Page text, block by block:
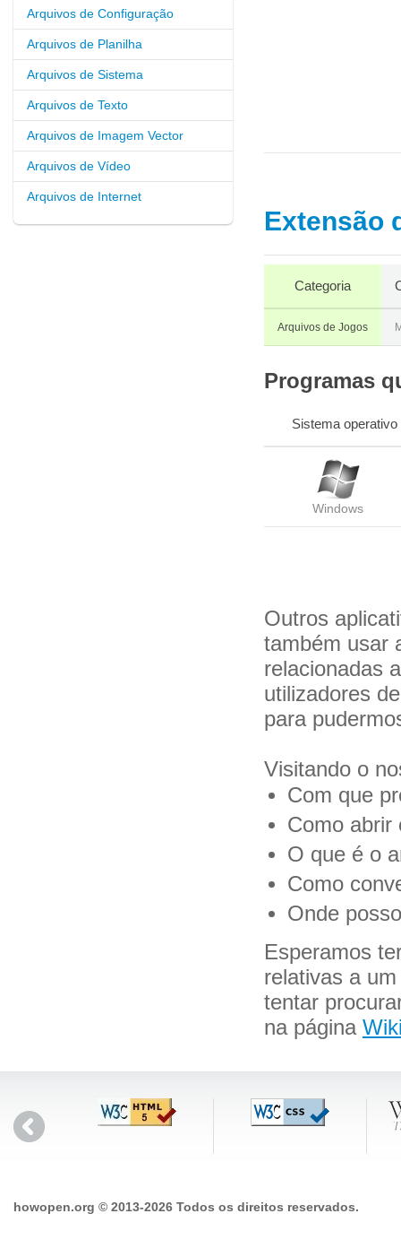
Arquivos de Configuração
Arquivos de Planilha
Arquivos de Sistema
Arquivos de Texto
Arquivos de Imagem Vector
Arquivos de Vídeo
Arquivos de Internet
Extensão
Categoria
Arquivos de Jogos
Programas
Sistema operativo
Windows
Outros
também usar
relacionadas
utilizadores
para
Visitando o
Com que
Como abrir
O que é o
Como
Onde
Esperamos
relativas a
tentar
na página
howopen.org © 2013-2026 Todos os direitos reservados.